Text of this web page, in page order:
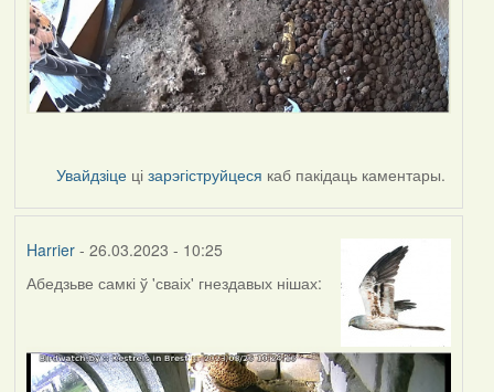
Увайдзіце цізарэгіструйцеся каб пакідаць каментары.
Harrier- 26.03.2023 - 10:25
Абедзьве самкі ў 'сваіх' гнездавых нішах: